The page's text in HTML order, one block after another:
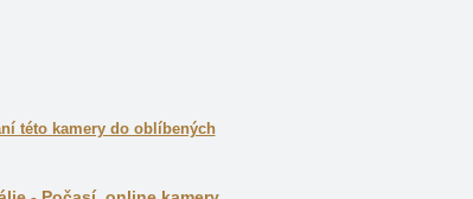
této kamery do oblíbených